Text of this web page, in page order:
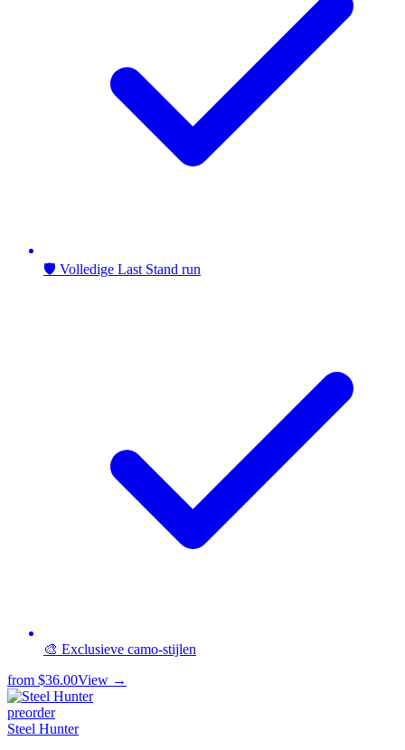
🛡️ Volledige Last Stand run
🎨 Exclusieve camo-stijlen
from $36.00View →
preorder
Steel Hunter